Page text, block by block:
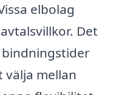
elbolag
Det
mellan